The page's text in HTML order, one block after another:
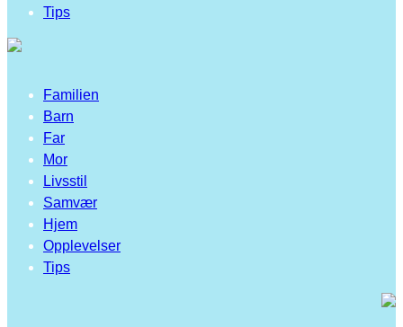
Tips
Familien
Barn
Far
Mor
Livsstil
Samvær
Hjem
Opplevelser
Tips